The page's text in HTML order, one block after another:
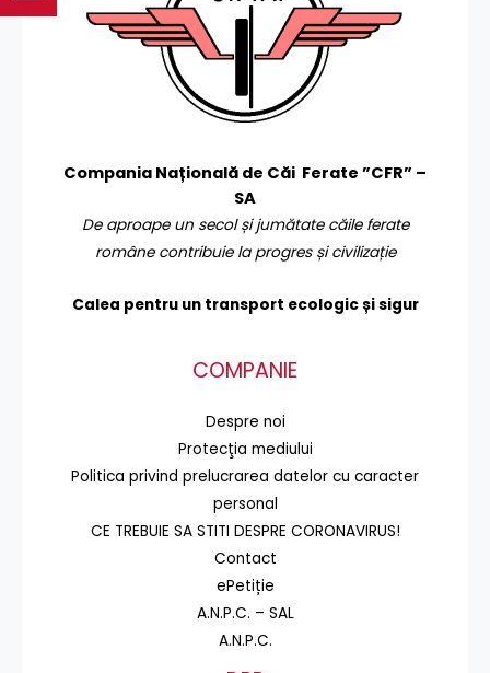
Compania Națională de Căi Ferate ”CFR” –
SA
De aproape un secol și jumătate căile ferate
române contribuie la progres și civilizație
Calea pentru un transport ecologic și sigur
COMPANIE
Despre noi
Protecţia mediului
Politica privind prelucrarea datelor cu caracter
personal
CE TREBUIE SA STITI DESPRE CORONAVIRUS!
Contact
ePetiție
A.N.P.C. – SAL
A.N.P.C.